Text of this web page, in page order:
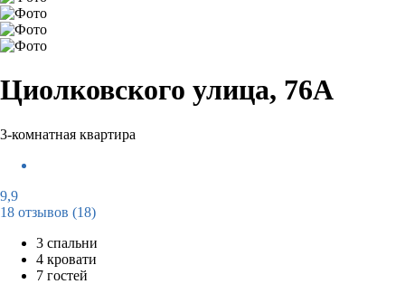
Циолковского улица, 76А
3-комнатная квартира
9,9
18 отзывов (18)
3 спальни
4 кровати
7 гостей